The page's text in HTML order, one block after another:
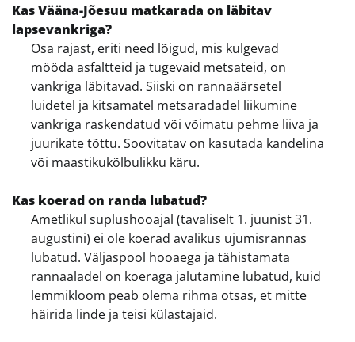
Kas Vääna-Jõesuu matkarada on läbitav
lapsevankriga?
Osa rajast, eriti need lõigud, mis kulgevad
mööda asfaltteid ja tugevaid metsateid, on
vankriga läbitavad. Siiski on rannaäärsetel
luidetel ja kitsamatel metsaradadel liikumine
vankriga raskendatud või võimatu pehme liiva ja
juurikate tõttu. Soovitatav on kasutada kandelina
või maastikukõlbulikku käru.
Kas koerad on randa lubatud?
Ametlikul suplushooajal (tavaliselt 1. juunist 31.
augustini) ei ole koerad avalikus ujumisrannas
lubatud. Väljaspool hooaega ja tähistamata
rannaaladel on koeraga jalutamine lubatud, kuid
lemmikloom peab olema rihma otsas, et mitte
häirida linde ja teisi külastajaid.